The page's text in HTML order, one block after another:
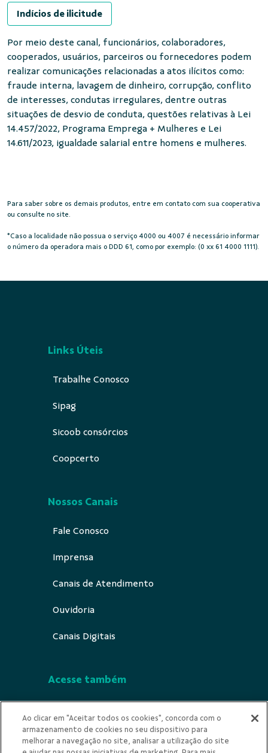
Indícios de ilicitude
Por meio deste canal, funcionários, colaboradores,
cooperados, usuários, parceiros ou fornecedores podem
realizar comunicações relacionadas a atos ilícitos como:
fraude interna, lavagem de dinheiro, corrupção, conflito
de interesses, condutas irregulares, dentre outras
situações de desvio de conduta, questões relativas à Lei
14.457/2022, Programa Emprega + Mulheres e Lei
14.611/2023, igualdade salarial entre homens e mulheres.
Para saber sobre os demais produtos, entre em contato com sua cooperativa
ou consulte no site.
*Caso a localidade não possua o serviço 4000 ou 4007 é necessário informar
o número da operadora mais o DDD 61, como por exemplo: (0 xx 61 4000 1111).
Links Úteis
Trabalhe Conosco
Sipag
Sicoob consórcios
Coopcerto
Nossos Canais
Fale Conosco
Imprensa
Canais de Atendimento
Ouvidoria
Canais Digitais
Acesse também
Indícios de Ilicitude
Ao clicar em "Aceitar todos os cookies", concorda com o
armazenamento de cookies no seu dispositivo para
melhorar a navegação no site, analisar a utilização do site